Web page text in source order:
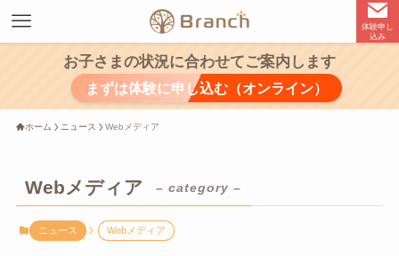
体験申し
込み
お子さまの状況に合わせてご案内します
まずは体験に申し込む（オンライン）
ホーム ニュース Webメディア
Webメディア – category –
ニュース Webメディア